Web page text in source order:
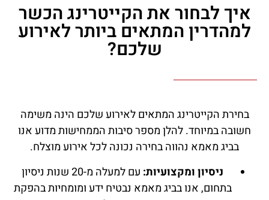
איך לבחור את הקייטרינג הכשר
למהדרין המתאים ביותר לאירוע
שלכם?
בחירת הקייטרינג המתאים לאירוע שלכם הינה משימה
חשובה במיוחד. להלן מספר סיבות הממחישות מדוע אנו
בביג מאמא נהווה בחירה נכונה לכל אירוע מוצלח.
ניסיון ומקצועיות:
עם למעלה מ-20 שנות ניסיון
בתחום, אנו בביג מאמא נבטיח ידע ומומחיות בהפקת